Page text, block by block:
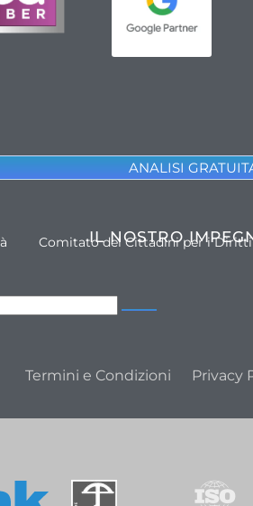
ANALISI
IL NOSTRO
Comitato dei Cittadini per i
Termini e Condizioni Privacy